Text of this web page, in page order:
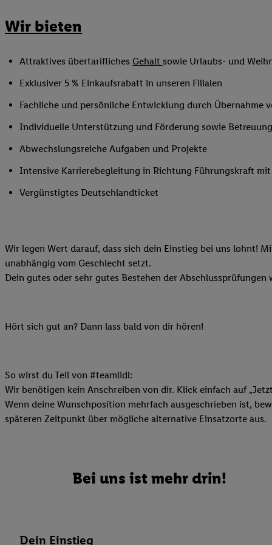
Wir bieten
Attraktives übertarifliches Gehalt sowie Urlaubs- und
Exklusiver 5 % Einkaufsrabatt in unseren Filialen
Fachliche und persönliche Entwicklung durch Übernahme
Individuelle Unterstützung und Förderung sowie
Abwechslungsreiche Aufgaben und Projekte
Intensive Karrierebegleitung in Richtung Führungskraft
Vergünstigtes Deutschlandticket
Wir legen Wert darauf, dass sich dein Einstieg bei uns lohnt!
unabhängig vom Geschlecht setzt.
Dein gutes oder sehr gutes Bestehen der
Hört sich gut an? Dann lass bald von dir hören!
So wirst du Teil von #teamlidl:
Wir benötigen kein Anschreiben von dir. Klick einfach auf
Wenn deine Wunschposition mehrfach ausgeschrieben ist,
späteren Zeitpunkt über mögliche alternative Einsatzorte aus.
Bei uns ist mehr drin!
Dein Einstieg
Sie verfügbar ist.
Adresse und einer
werden diese
Lidl-Diensten zu
werden, die von
Möglichkeit, Ihre
(„consenthub“)oder
sämtlicher genannten
Anzeige von
Verwendung
oder Zugriff auf
von Zielgruppen
Liste der